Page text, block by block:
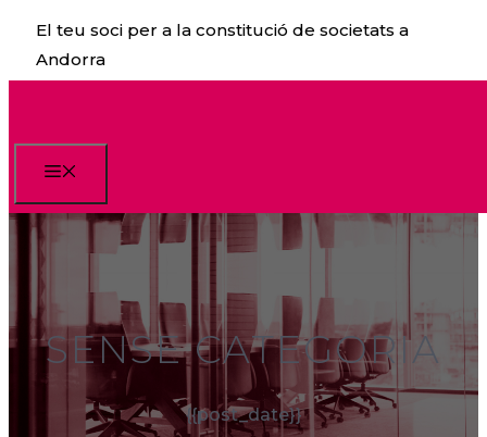
Vés
contingut
El teu soci per a la constitució de societats a
Andorra
SENSE CATEGORIA
{{post_date}}